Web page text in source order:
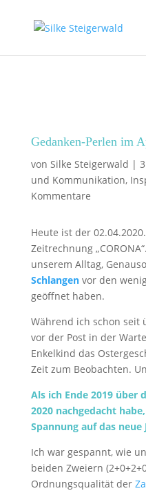
Gedanken-Perlen im
von Silke Steigerwald |
und Kommunikation,
Kommentare
Heute ist der
Zeitrechnung
unserem Alltag,
Schlangenvor den
geöffnet haben.
Während ich schon seit
vor der Post in der
Enkelkind das
Zeit zum Beobachten.
Als ich Ende 2019 über
2020 nachgedacht
Spannung auf das neue
Ich war gespannt, wie
beiden Zweiern
Ordnungsqualität der